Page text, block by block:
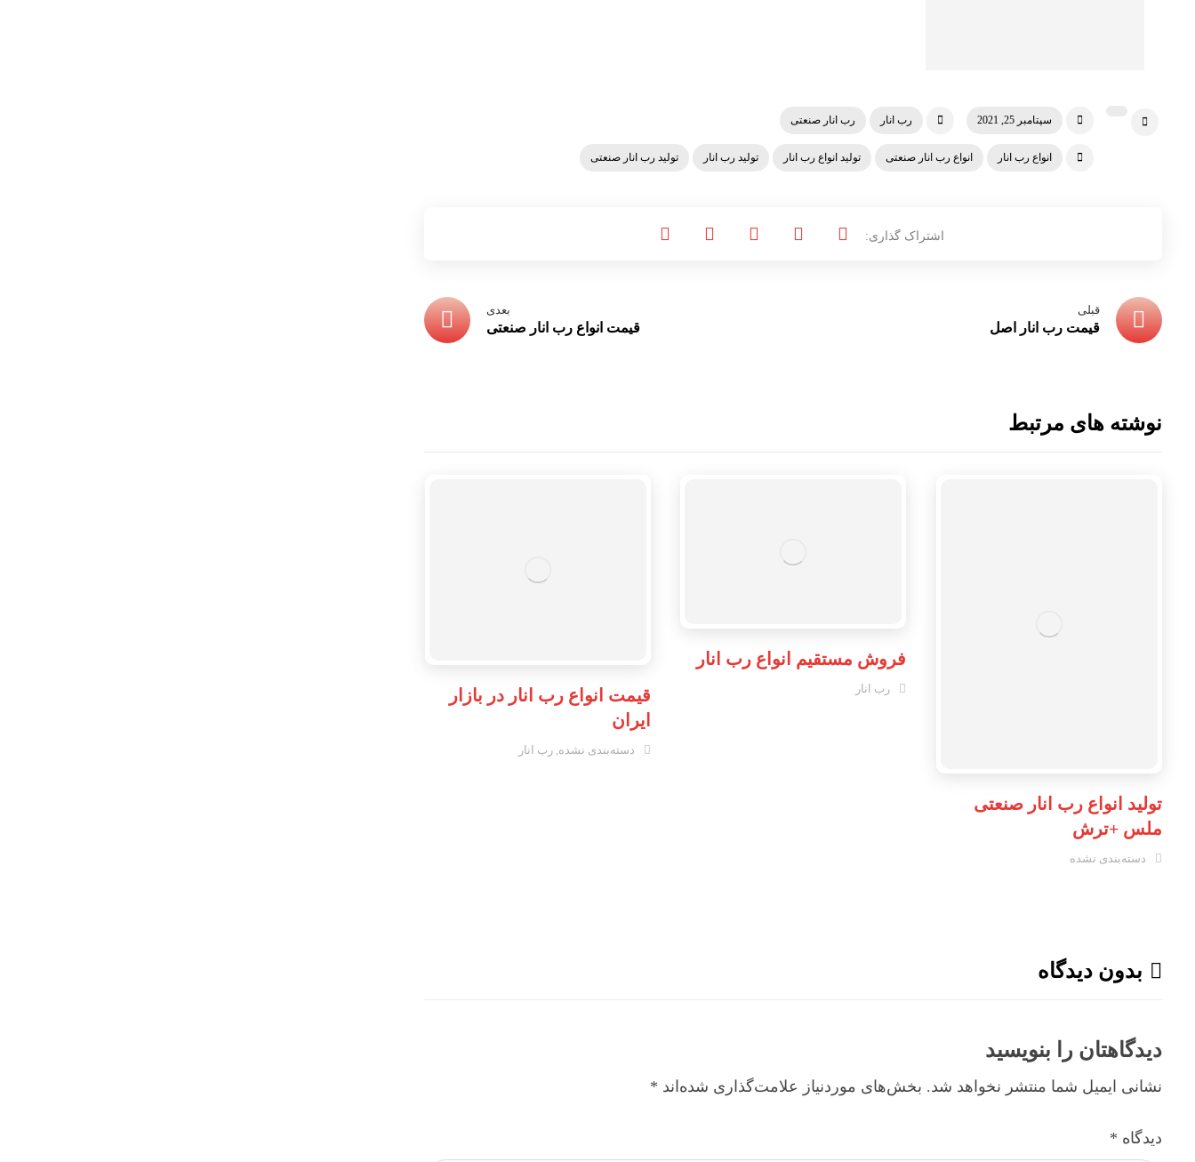
سپتامبر 25, 2021 رب انار رب انار صنعتی
انواع رب انار انواع رب انار صنعتی تولید انواع رب انار تولید رب انار تولید رب انار صنعتی
قبلی
قیمت رب انار اصل
بعدی
قیمت انواع رب انار صنعتی
نوشته های مرتبط
تولید انواع رب انار صنعتی
ملس +ترش
دسته‌بندی نشده
فروش مستقیم انواع رب انار
رب انار
قیمت انواع رب انار در بازار
ایران
دسته‌بندی نشده ,رب انار
بدون دیدگاه
دیدگاهتان را بنویسید
نشانی ایمیل شما منتشر نخواهد شد. بخش‌های موردنیاز علامت‌گذاری شده‌اند *
دیدگاه *